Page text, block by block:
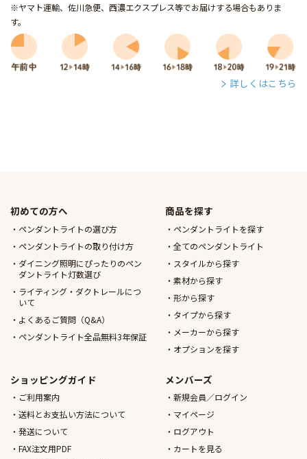
※ヤマト運輸、佐川急便、西濃エクスプレス等でお届けする場合もありま
す。
詳しくはこちら
初めての方へ
ペンダントライトの選び方
ペンダントライトの取り付け方
ダイニング照明にぴったりのペン
ダントライト灯数選び
ライティング・ダクトレールにつ
いて
よくあるご質問（Q&A）
ペンダントライト全品無料3年保証
商品を探す
ペンダントライトを探す
全てのペンダントライト
スタイルから探す
素材から探す
形から探す
タイプから探す
メーカーから探す
オプションを探す
ショッピングガイド
ご利用案内
送料とお支払い方法について
発送について
FAX注文用PDF
メンバーズ
新規会員／ログイン
マイページ
ログアウト
カートを見る